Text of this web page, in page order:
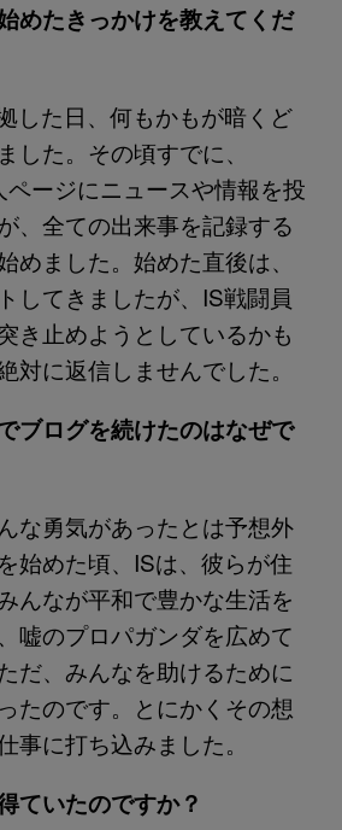
めたきっかけを教えてくだ
した日、何もかもが暗くど
した。その頃すでに、
ージにニュースや情報を投
、全ての出来事を記録する
めました。始めた直後は、
してきましたが、IS戦闘員
き止めようとしているかも
対に返信しませんでした。
ブログを続けたのはなぜで
な勇気があったとは予想外
始めた頃、ISは、彼らが住
んなが平和で豊かな生活を
嘘のプロパガンダを広めて
だ、みんなを助けるために
たのです。とにかくその想
事に打ち込みました。
ていたのですか？